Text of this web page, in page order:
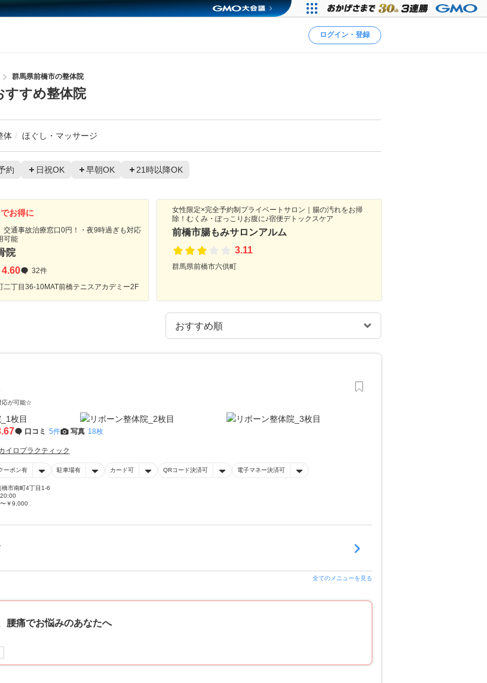
ログイン・登録
群馬県前橋市の整体院
すすめ整体院
体 ほぐし・マッサージ
約 日祝OK 早朝OK 21時以降OK
お得に
交通事故治療窓口0円！・夜9時過ぎも対応
可能
院
4.60
32件
二丁目36-10MAT前橋テニスアカデミー2F
女性限定×完全予約制プライベートサロン｜腸の汚れをお掃
除！むくみ・ぽっこりお腹に♪宿便デトックスケア
前橋市腸もみサロンアルム
3.11
群馬県前橋市六供町
応が可能☆
口コミ 5件 写真 18枚
イロプラクティック
ーポン有 駐車場有 カード可 QRコード決済可 電子マネー決済可
橋市南町4丁目1-6
￥9,000
全てのメニューを見る
腰痛でお悩みのあなたへ